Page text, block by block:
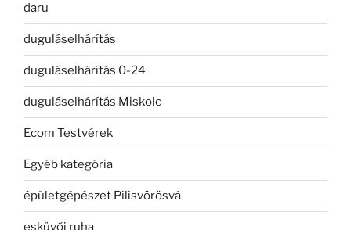
daru
duguláselhárítás
duguláselhárítás 0-24
duguláselhárítás Miskolc
Ecom Testvérek
Egyéb kategória
épületgépészet Pilisvörösvá
esküvői ruha